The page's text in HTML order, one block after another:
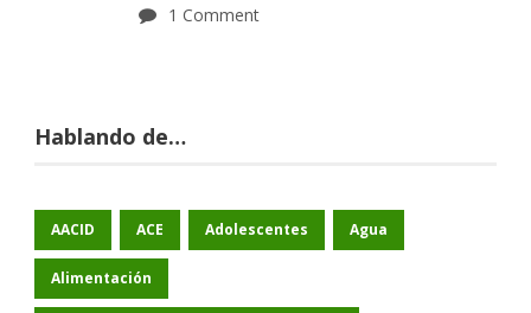
1 Comment
Hablando de…
AACID ACE Adolescentes Agua
Alimentación